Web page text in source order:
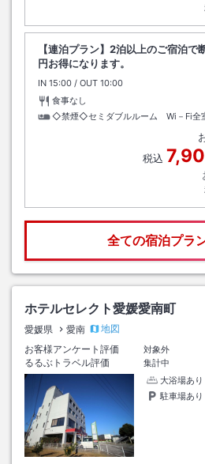
【連泊プラン】2泊以上のご宿泊
円お得になります。
IN チェックイン
15:00 / OUT チェックアウト
10:00
食事なし
◇禁煙◇セミダブルルーム Wi－Fi全
税込
全ての宿泊プラ
ホテルセレクト愛媛愛南町
愛媛県 愛南
地図
お客様アンケート評価
対象外
るるぶトラベル評価
集計中
大浴場あり
駐車場あり